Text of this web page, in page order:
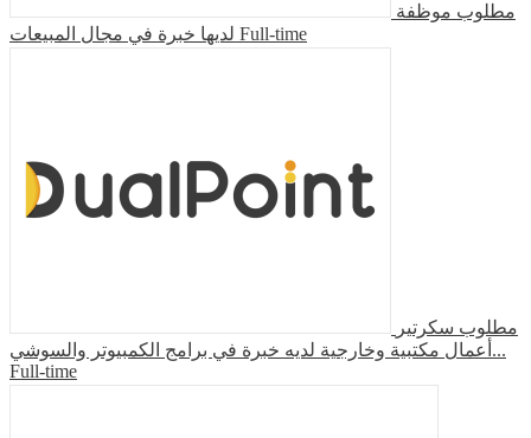
مطلوب موظفة
لديها خبرة في مجال المبيعات Full-time
مطلوب سكرتير
أعمال مكتبية وخارجية لديه خبرة في برامج الكمبيوتر والسوشي...
Full-time